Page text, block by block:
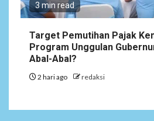
3 min read
Target Pemutihan Pajak
Program Unggulan
Abal-Abal?
2 hari ago redaksi